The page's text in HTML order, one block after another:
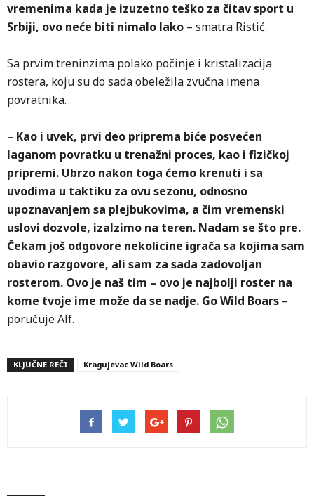
vremenima kada je izuzetno teško za čitav sport u
Srbiji, ovo neće biti nimalo lako – smatra Ristić.
Sa prvim treninzima polako počinje i kristalizacija
rostera, koju su do sada obeležila zvučna imena
povratnika.
– Kao i uvek, prvi deo priprema biće posvećen
laganom povratku u trenažni proces, kao i fizičkoj
pripremi. Ubrzo nakon toga ćemo krenuti i sa
uvodima u taktiku za ovu sezonu, odnosno
upoznavanjem sa plejbukovima, a čim vremenski
uslovi dozvole, izalzimo na teren. Nadam se što pre.
Čekam još odgovore nekolicine igrača sa kojima sam
obavio razgovore, ali sam za sada zadovoljan
rosterom. Ovo je naš tim – ovo je najbolji roster na
kome tvoje ime može da se nadje. Go Wild Boars –
poručuje Alf.
KLJUČNE REČI Kragujevac Wild Boars